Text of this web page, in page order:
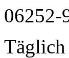
06252-